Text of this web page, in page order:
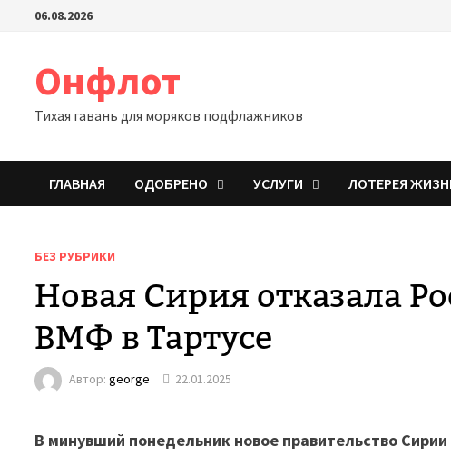
Перейти06.08.2026
Онфлот
Тихая гавань для моряков подфлажников
ГЛАВНАЯ ОДОБРЕНО УСЛУГИ ЛОТЕРЕЯ
БЕЗ РУБРИКИ
Новая Сирия отказала
ВМФ в Тартусе
Автор:george 22.01.2025
В минувший понедельник новое правительство